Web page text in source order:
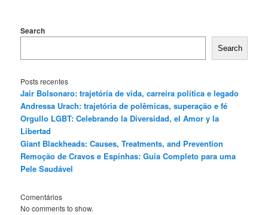
Search
Search
Posts recentes
Jair Bolsonaro: trajetória de vida, carreira política e legado
Andressa Urach: trajetória de polêmicas, superação e fé
Orgullo LGBT: Celebrando la Diversidad, el Amor y la
Libertad
Giant Blackheads: Causes, Treatments, and Prevention
Remoção de Cravos e Espinhas: Guia Completo para uma
Pele Saudável
Comentários
No comments to show.